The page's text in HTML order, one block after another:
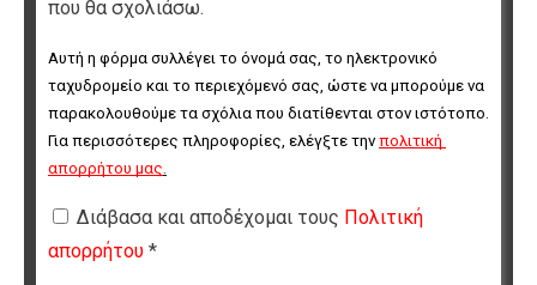
που θα σχολιάσω.
Αυτή η φόρμα συλλέγει το όνομά σας, το ηλεκτρονικό
ταχυδρομείο και το περιεχόμενό σας, ώστε να μπορούμε να
παρακολουθούμε τα σχόλια που διατίθενται στον ιστότοπο.
Για περισσότερες πληροφορίες, ελέγξτε την πολιτική
απορρήτου μας
Διάβασα και αποδέχομαι τους Πολιτική
απορρήτου *